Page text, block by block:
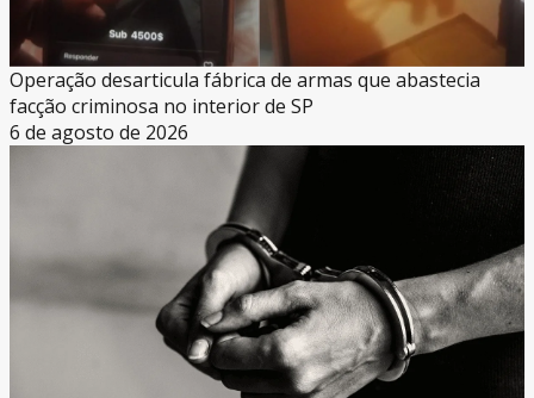
Operação desarticula fábrica de armas que abastecia
facção criminosa no interior de SP
6 de agosto de 2026